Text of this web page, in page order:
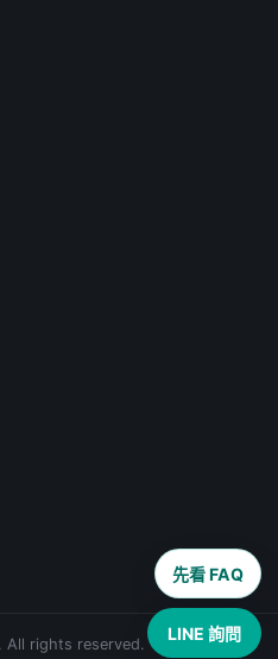
rights reserved.
先看 FAQ
LINE 詢問